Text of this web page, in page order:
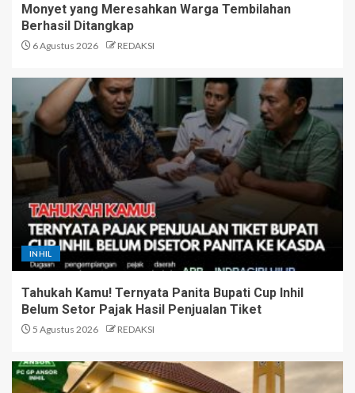
‘Menyesatkan’ Anggota terkait
1
Monyet yang Meresahkan
Warga Tembilahan Berhasil
Ditangkap
2
Tahukah Kamu! Ternyata Panita
Bupati Cup Inhil Belum Setor
Kemenag dan FKUB Lakukan
Kajian Menyeluruh
Monyet yang Meresahkan Warga Tembilahan
Berhasil Ditangkap
6 Agustus 2026 REDAKSI
INHIL
Tahukah Kamu! Ternyata Panita Bupati Cup Inhil
Belum Setor Pajak Hasil Penjualan Tiket
5 Agustus 2026 REDAKSI